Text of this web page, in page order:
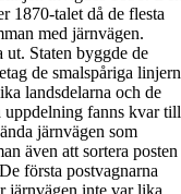
1870-talet då de flesta
med järnvägen.
Staten byggde de
de smalspåriga
landsdelarna och de
uppdelning fanns kvar till
järnvägen som
även att sortera posten
första postvagnarna
järnvägen inte varlika